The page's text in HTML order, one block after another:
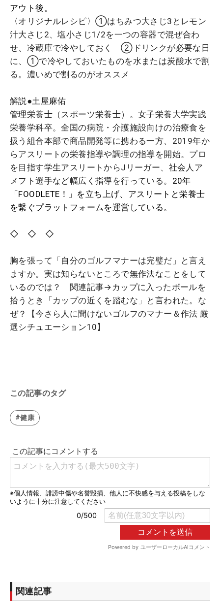
アウト後。
〈オリジナルレシピ〉①はちみつ大さじ3とレモン
汁大さじ2、塩小さじ1/2を一つの容器で混ぜ合わ
せ、冷蔵庫で冷やしておく ②ドリンクが必要な日
に、①で冷やしておいたものを水または炭酸水で割
る。濃いめで割るのがオススメ
解説●土屋麻佑
管理栄養士（スポーツ栄養士）。女子栄養大学実践
栄養学科卒。全国の病院・介護施設向けの治療食を
扱う組合本部で商品開発等に携わる一方、2019年か
らアスリートの栄養指導や調理の指導を開始。プロ
を目指す学生アスリートからJリーガー、社会人ア
メフト選手など幅広く指導を行っている。 20年
「FOODLETE！」を立ち上げ、アスリートと栄養士
を繋ぐプラットフォームを運営している。
◇ ◇ ◇
胸を張って「自分のゴルフマナーは完璧だ」と言え
ますか。実は知らないところで無作法なことをして
いるのでは？ 関連記事→カップに入ったボールを
拾うとき「カップの近くを踏むな」と言われた。な
ぜ？【今さら人に聞けないゴルフのマナー＆作法 厳
選シチュエーション10】
この記事のタグ
#健康
関連記事